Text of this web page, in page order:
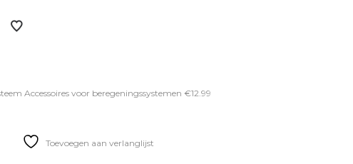
Accessoires voor beregeningssystemen €12.99
Toevoegen aan verlanglijst